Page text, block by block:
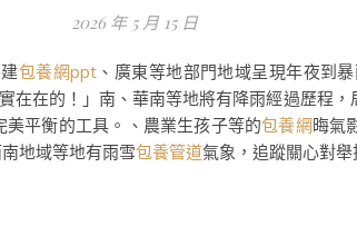
2026 年 5 月 15 日
包養網ppt 、廣東等地部門地域呈現年夜到
在的！」南、華南等地將有降雨經過歷程
平衡的工具。、農業生孩子等的包養網晦氣
地域等地有雨雪包養管道氣象，追蹤關心對